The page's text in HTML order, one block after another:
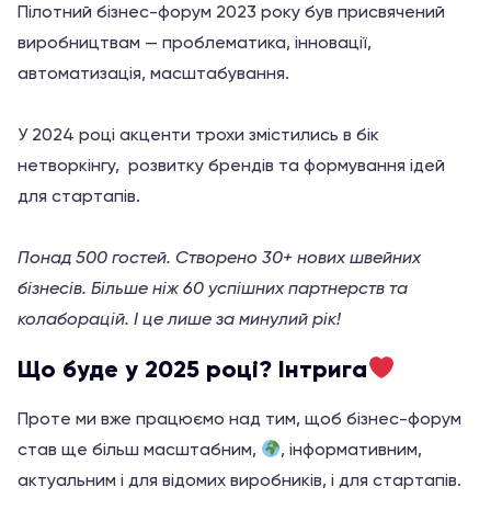
Пілотний бізнес-форум 2023 року був присвячений
виробництвам — проблематика, інновації,
автоматизація, масштабування.
У 2024 році акценти трохи змістились в бік
нетворкінгу, розвитку брендів та формування ідей
для стартапів.
Понад 500 гостей. Створено 30+ нових швейних
бізнесів. Більше ніж 60 успішних партнерств та
колаборацій. І це лише за минулий рік!
Що буде у 2025 році? Інтрига
Проте ми вже працюємо над тим, щоб бізнес-форум
став ще більш масштабним,
, інформативним,
актуальним і для відомих виробників, і для стартапів.